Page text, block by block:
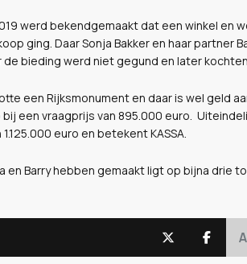
werd bekendgemaakt dat een winkel en
ging. Daar Sonja Bakker en haar partner
de bieding werd niet gegund en later
een Rijksmonument en daar is wel geld
bij een vraagprijs van 895.000 euro.
euro en betekent KASSA.
en Barry hebben gemaakt ligt op bijna drie